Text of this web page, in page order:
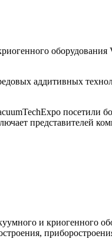
аддитивных
посетили
представителей
и криогенного